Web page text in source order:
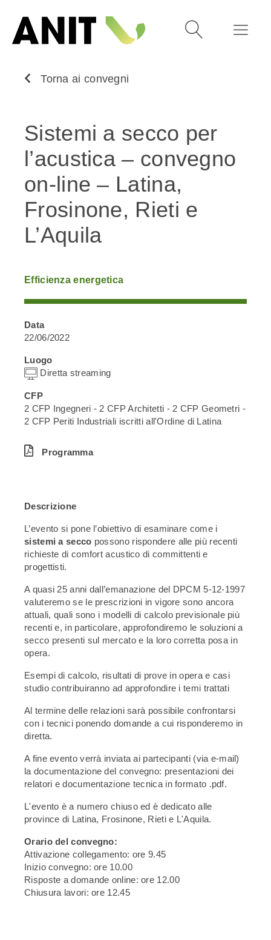
Torna ai convegni
Sistemi a secco per
l’acustica – convegno
on-line – Latina,
Frosinone, Rieti e
L’Aquila
Efficienza energetica
Data
22/06/2022
Luogo
Diretta streaming
CFP
2 CFP Ingegneri - 2 CFP Architetti - 2 CFP Geometri -
2 CFP Periti Industriali iscritti all'Ordine di Latina
Programma
Descrizione
L’evento si pone l’obiettivo di esaminare come i
sistemi a secco possono rispondere alle più recenti
richieste di comfort acustico di committenti e
progettisti.
A quasi 25 anni dall’emanazione del DPCM 5-12-1997
valuteremo se le prescrizioni in vigore sono ancora
attuali, quali sono i modelli di calcolo previsionale più
recenti e, in particolare, approfondiremo le soluzioni a
secco presenti sul mercato e la loro corretta posa in
opera.
Esempi di calcolo, risultati di prove in opera e casi
studio contribuiranno ad approfondire i temi trattati
Al termine delle relazioni sarà possibile confrontarsi
con i tecnici ponendo domande a cui risponderemo in
diretta.
A fine evento verrà inviata ai partecipanti (via e-mail)
la documentazione del convegno: presentazioni dei
relatori e documentazione tecnica in formato .pdf.
L'evento è a numero chiuso ed è dedicato alle
province di Latina, Frosinone, Rieti e L'Aquila.
Orario del convegno:
Attivazione collegamento: ore 9.45
Inizio convegno: ore 10.00
Risposte a domande online: ore 12.00
Chiusura lavori: ore 12.45